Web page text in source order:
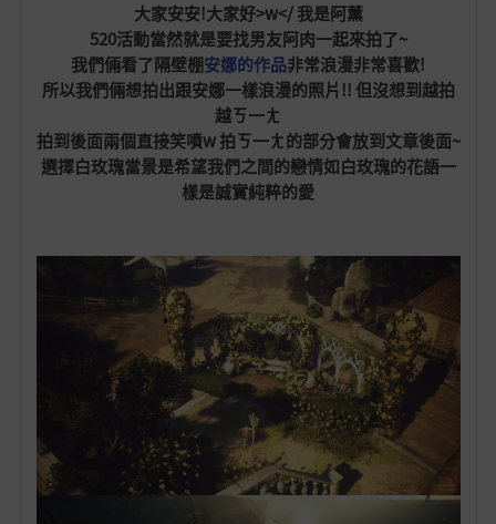
大家安安!大家好>w</ 我是阿薰
520活動當然就是要找男友阿肉一起來拍了~
我們倆看了隔壁棚安娜的作品非常浪漫非常喜歡!
所以我們倆想拍出跟安娜一樣浪漫的照片!! 但沒想到越拍
越ㄎ一ㄤ
拍到後面兩個直接笑噴w 拍ㄎ一ㄤ的部分會放到文章後面~
選擇白玫瑰當景是希望我們之間的戀情如白玫瑰的花語一
樣是誠實純粹的愛